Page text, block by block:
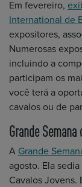
Em fevereiro,
International de
expositores,
Numerosas
incluindo a
participam os
você terá a
cavalos ou de
Grande
A Grande
agosto. Ela
Cavalos Jovens.